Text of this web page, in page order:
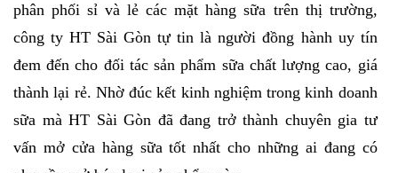
phân phối sỉ và lẻ các mặt hàng sữa trên thị trường,
công ty HT Sài Gòn tự tin là người đồng hành uy tín
đem đến cho đối tác sản phẩm sữa chất lượng cao, giá
thành lại rẻ. Nhờ đúc kết kinh nghiệm trong kinh doanh
sữa mà HT Sài Gòn đã đang trở thành chuyên gia tư
vấn mở cửa hàng sữa tốt nhất cho những ai đang có